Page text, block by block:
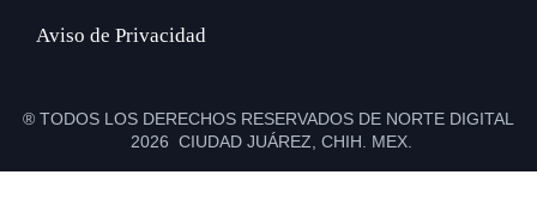
Aviso de Privacidad
® TODOS LOS DERECHOS RESERVADOS DE NORTE DIGITAL
2026 CIUDAD JUÁREZ, CHIH. MEX.